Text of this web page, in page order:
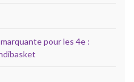
pour les 4e :